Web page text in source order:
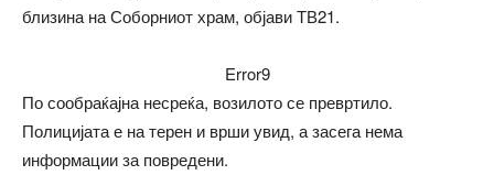
близина на Соборниот храм, објави ТВ21.
Error9
По сообраќајна несреќа, возилото се превртило.
Полицијата е на терен и врши увид, а засега нема
информации за повредени.